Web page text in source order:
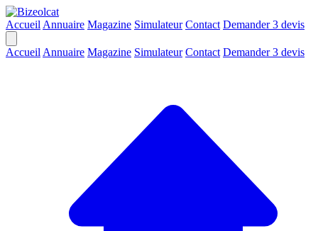
Accueil Annuaire Magazine Simulateur Contact Demander 3 devis
Accueil Annuaire Magazine Simulateur Contact Demander 3 devis